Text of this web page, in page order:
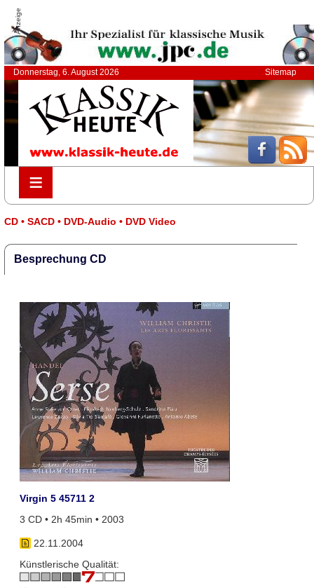
Anzeige
Donnerstag, 6. August 2026 Sitemap
≡
≡
CD • SACD • DVD-Audio • DVD Video
Besprechung CD
Virgin 5 45711 2
3 CD • 2h 45min • 2003
22.11.2004
Künstlerische Qualität: